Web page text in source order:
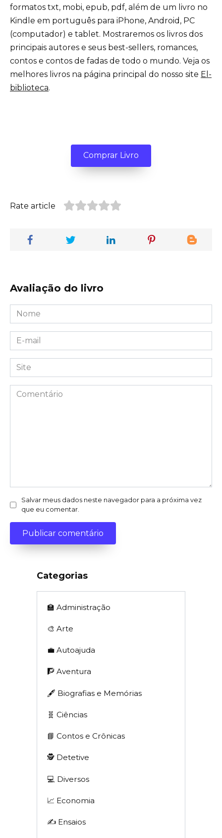
formatos txt, mobi, epub, pdf, além de um livro no
Kindle em português para iPhone, Android, PC
(computador) e tablet. Mostraremos os livros dos
principais autores e seus best-sellers, romances,
contos e contos de fadas de todo o mundo. Veja os
melhores livros na página principal do nosso site El-
biblioteca.
Comprar Livro
Rate article
Avaliação do livro
Nome
*
E-
mail
*Site
Comentário
Salvar meus dados neste navegador para a próxima vez
que eu comentar.
Categorias
🏫 Administração
🎨 Arte
💼 Autoajuda
🧗 Aventura
🖋 Biografias e Memórias
🧬 Ciências
📘 Contos e Crônicas
🕵 Detetive
💻 Diversos
📈 Economia
✍️ Ensaios